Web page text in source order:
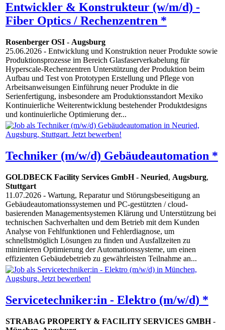
Entwickler & Konstrukteur (w/m/d) -
Fiber Optics / Rechenzentren *
Rosenberger OSI - Augsburg
25.06.2026 - Entwicklung und Konstruktion neuer Produkte sowie
Produktionsprozesse im Bereich Glasfaserverkabelung für
Hyperscale-Rechenzentren Unterstützung der Produktion beim
Aufbau und Test von Prototypen Erstellung und Pflege von
Arbeitsanweisungen Einführung neuer Produkte in die
Serienfertigung, insbesondere am Produktionsstandort Mexiko
Kontinuierliche Weiterentwicklung bestehender Produktdesigns
und kontinuierliche Optimierung der...
Techniker (m/w/d) Gebäudeautomation *
GOLDBECK Facility Services GmbH- Neuried, Augsburg,
Stuttgart
11.07.2026 - Wartung, Reparatur und Störungsbeseitigung an
Gebäudeautomationssystemen und PC-gestützten / cloud-
basierenden Managementsystemen Klärung und Unterstützung bei
technischen Sachverhalten und dem Betrieb mit dem Kunden
Analyse von Fehlfunktionen und Fehlerdiagnose, um
schnellstmöglich Lösungen zu finden und Ausfallzeiten zu
minimieren Optimierung der Automationssysteme, um einen
effizienten Gebäudebetrieb zu gewährleisten Teilnahme an...
Servicetechniker:in - Elektro (m/w/d) *
STRABAG PROPERTY & FACILITY SERVICES GMBH-